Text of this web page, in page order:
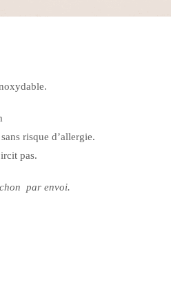
risque d’allergie.
pas.
par envoi.